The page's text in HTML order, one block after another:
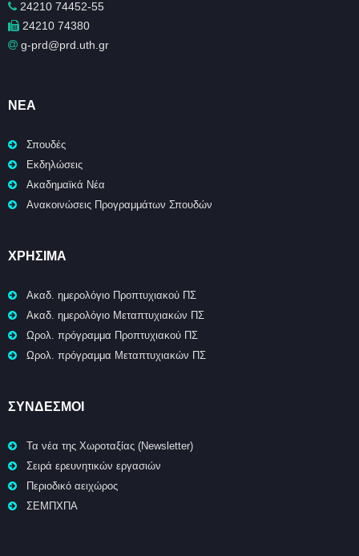
24210 74452-55
24210 74380
g-prd@prd.uth.gr
ΝΈΑ
Σπουδές
Εκδηλώσεις
Ακαδημαϊκά Νέα
Ανακοινώσεις Προγραμμάτων Σπουδών
ΧΡΉΣΙΜΑ
Ακαδ. ημερολόγιο Προπτυχιακού ΠΣ
Ακαδ. ημερολόγιο Μεταπτυχιακών ΠΣ
Ωρολ. πρόγραμμα Προπτυχιακού ΠΣ
Ωρολ. πρόγραμμα Μεταπτυχιακών ΠΣ
ΣΥΝΔΕΣΜΟΙ
Τα νέα της Χωροταξίας (Newsletter)
Σειρά ερευνητικών εργασιών
Περιοδικό αειχώρος
ΣΕΜΠΧΠΑ